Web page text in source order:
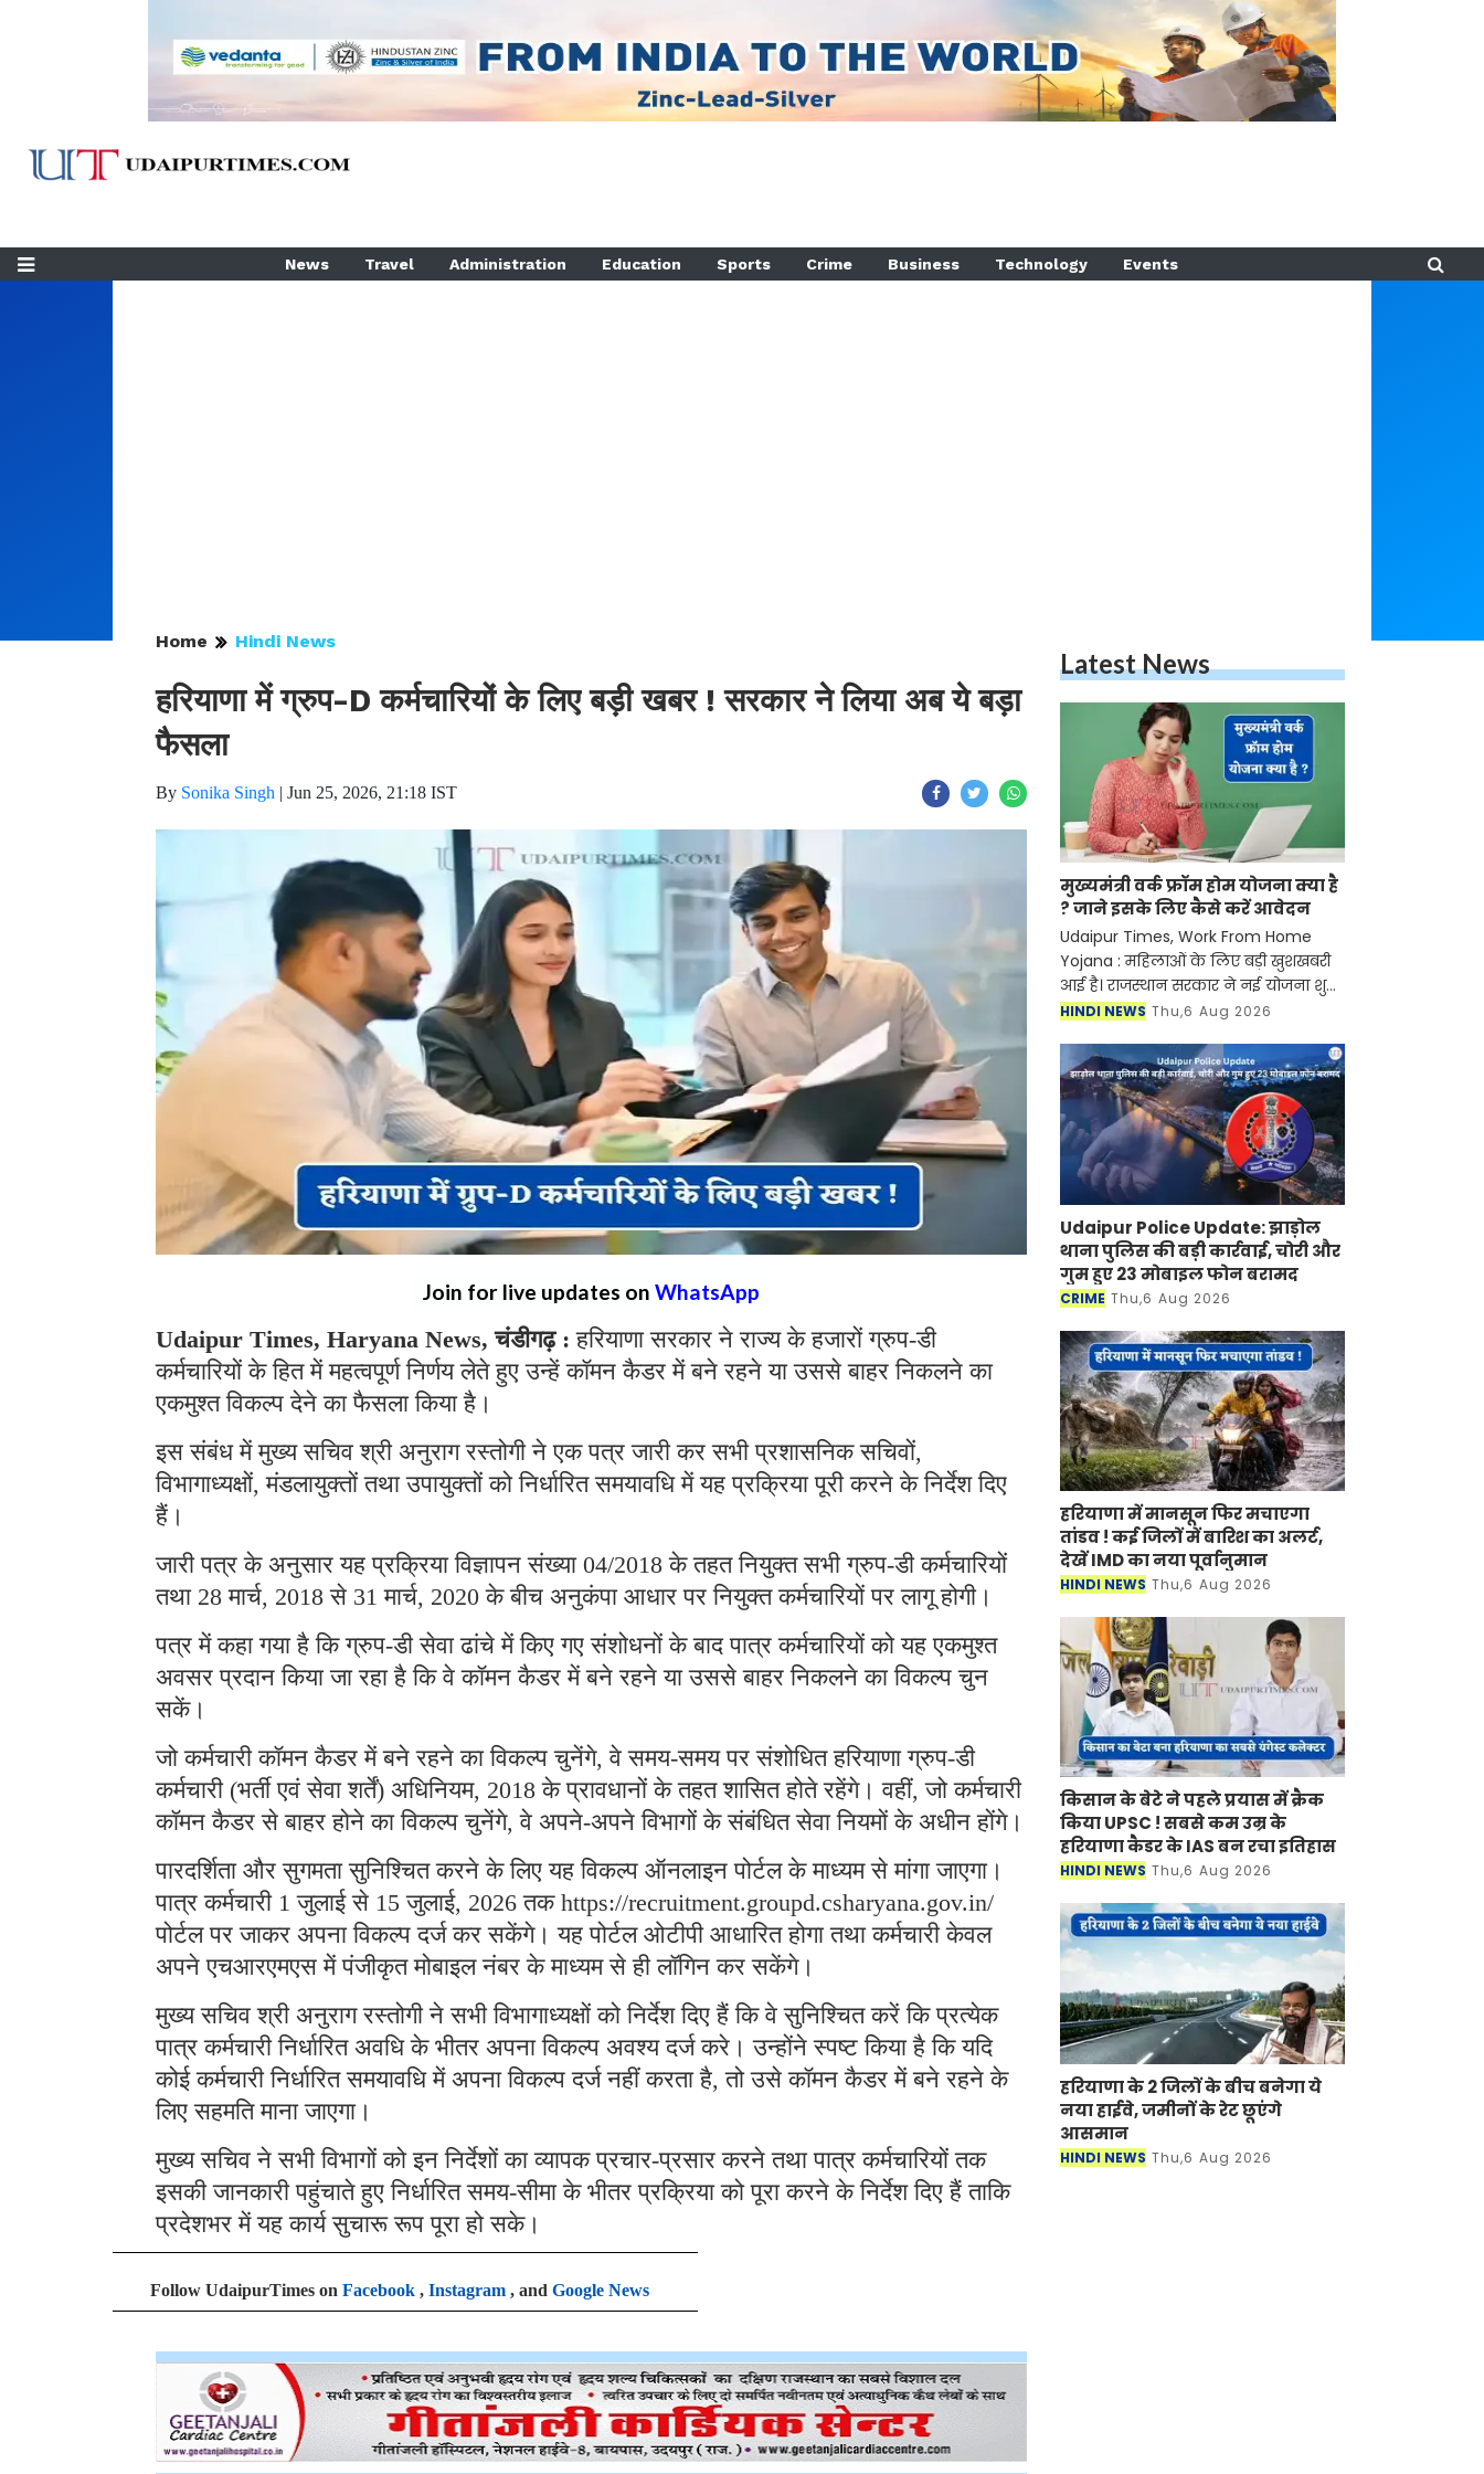
News Travel Administration Education Sports Crime Business Technology Events
Home Hindi News
हरियाणा में ग्रुप-D कर्मचारियों के लिए बड़ी खबर ! सरकार ने लिया अब ये बड़ा
फैसला
By Sonika Singh | Jun 25, 2026, 21:18 IST
Join for live updates on WhatsApp
Udaipur Times, Haryana News, चंडीगढ़ : हरियाणा सरकार ने राज्य के हजारों ग्रुप-डी
कर्मचारियों के हित में महत्वपूर्ण निर्णय लेते हुए उन्हें कॉमन कैडर में बने रहने या उससे बाहर निकलने का
एकमुश्त विकल्प देने का फैसला किया है।
इस संबंध में मुख्य सचिव श्री अनुराग रस्तोगी ने एक पत्र जारी कर सभी प्रशासनिक सचिवों,
विभागाध्यक्षों, मंडलायुक्तों तथा उपायुक्तों को निर्धारित समयावधि में यह प्रक्रिया पूरी करने के निर्देश दिए
हैं।
जारी पत्र के अनुसार यह प्रक्रिया विज्ञापन संख्या 04/2018 के तहत नियुक्त सभी ग्रुप-डी कर्मचारियों
तथा 28 मार्च, 2018 से 31 मार्च, 2020 के बीच अनुकंपा आधार पर नियुक्त कर्मचारियों पर लागू होगी।
पत्र में कहा गया है कि ग्रुप-डी सेवा ढांचे में किए गए संशोधनों के बाद पात्र कर्मचारियों को यह एकमुश्त
अवसर प्रदान किया जा रहा है कि वे कॉमन कैडर में बने रहने या उससे बाहर निकलने का विकल्प चुन
सकें।
जो कर्मचारी कॉमन कैडर में बने रहने का विकल्प चुनेंगे, वे समय-समय पर संशोधित हरियाणा ग्रुप-डी
कर्मचारी (भर्ती एवं सेवा शर्तें) अधिनियम, 2018 के प्रावधानों के तहत शासित होते रहेंगे। वहीं, जो कर्मचारी
कॉमन कैडर से बाहर होने का विकल्प चुनेंगे, वे अपने-अपने विभागों के संबंधित सेवा नियमों के अधीन होंगे।
पारदर्शिता और सुगमता सुनिश्चित करने के लिए यह विकल्प ऑनलाइन पोर्टल के माध्यम से मांगा जाएगा।
पात्र कर्मचारी 1 जुलाई से 15 जुलाई, 2026 तक https://recruitment.groupd.csharyana.gov.in/
पोर्टल पर जाकर अपना विकल्प दर्ज कर सकेंगे। यह पोर्टल ओटीपी आधारित होगा तथा कर्मचारी केवल
अपने एचआरएमएस में पंजीकृत मोबाइल नंबर के माध्यम से ही लॉगिन कर सकेंगे।
मुख्य सचिव श्री अनुराग रस्तोगी ने सभी विभागाध्यक्षों को निर्देश दिए हैं कि वे सुनिश्चित करें कि प्रत्येक
पात्र कर्मचारी निर्धारित अवधि के भीतर अपना विकल्प अवश्य दर्ज करे। उन्होंने स्पष्ट किया है कि यदि
कोई कर्मचारी निर्धारित समयावधि में अपना विकल्प दर्ज नहीं करता है, तो उसे कॉमन कैडर में बने रहने के
लिए सहमति माना जाएगा।
मुख्य सचिव ने सभी विभागों को इन निर्देशों का व्यापक प्रचार-प्रसार करने तथा पात्र कर्मचारियों तक
इसकी जानकारी पहुंचाते हुए निर्धारित समय-सीमा के भीतर प्रक्रिया को पूरा करने के निर्देश दिए हैं ताकि
प्रदेशभर में यह कार्य सुचारू रूप पूरा हो सके।
Follow UdaipurTimes on Facebook , Instagram , and Google News
Latest News
मुख्यमंत्री वर्क फ्रॉम होम योजना क्या है
? जाने इसके लिए कैसे करें आवेदन
Udaipur Times, Work From Home
Yojana : महिलाओं के लिए बड़ी खुशखबरी
आई है। राजस्थान सरकार ने नई योजना शुरू
की है जिसके तहत अब महिलाओं को घर बैठे
अनुसार सरकार द्वारा चला
HINDI NEWS Thu,6 Aug 2026
Udaipur Police Update: झाड़ोल
थाना पुलिस की बड़ी कार्रवाई, चोरी और
गुम हुए 23 मोबाइल फोन बरामद
CRIME Thu,6 Aug 2026
हरियाणा में मानसून फिर मचाएगा
तांडव ! कई जिलों में बारिश का अलर्ट,
देखें IMD का नया पूर्वानुमान
HINDI NEWS Thu,6 Aug 2026
किसान के बेटे ने पहले प्रयास में क्रैक
किया UPSC ! सबसे कम उम्र के
हरियाणा कैडर के IAS बन रचा इतिहास
HINDI NEWS Thu,6 Aug 2026
हरियाणा के 2 जिलों के बीच बनेगा ये
नया हाईवे, जमीनों के रेट छूएंगे
आसमान
HINDI NEWS Thu,6 Aug 2026